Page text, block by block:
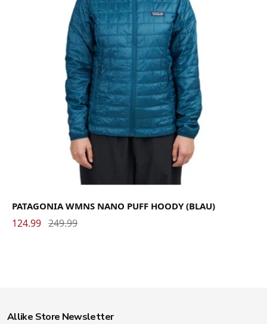
PATAGONIA WMNS NANO PUFF HOODY (BLAU)
124.99 249.99
Allike Store Newsletter